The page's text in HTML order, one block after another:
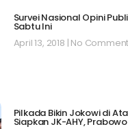
Survei Nasional Opini
Sabtu Ini
April 13, 2018 No
Pilkada Bikin Jokowi di
Siapkan JK-AHY,